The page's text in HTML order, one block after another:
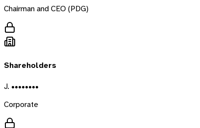
Chairman and CEO (PDG)
Shareholders
J. ••••••••
Corporate